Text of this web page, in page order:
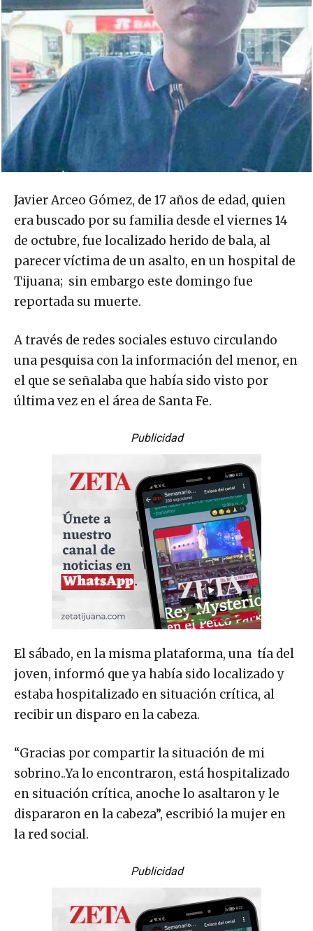
Javier Arceo Gómez, de 17 años de edad, quien
era buscado por su familia desde el viernes 14
de octubre, fue localizado herido de bala, al
parecer víctima de un asalto, en un hospital de
Tijuana; sin embargo este domingo fue
reportada su muerte.
A través de redes sociales estuvo circulando
una pesquisa con la información del menor, en
el que se señalaba que había sido visto por
última vez en el área de Santa Fe.
Publicidad
El sábado, en la misma plataforma, una tía del
joven, informó que ya había sido localizado y
estaba hospitalizado en situación crítica, al
recibir un disparo en la cabeza.
“Gracias por compartir la situación de mi
sobrino..Ya lo encontraron, está hospitalizado
en situación crítica, anoche lo asaltaron y le
dispararon en la cabeza”, escribió la mujer en
la red social.
Publicidad